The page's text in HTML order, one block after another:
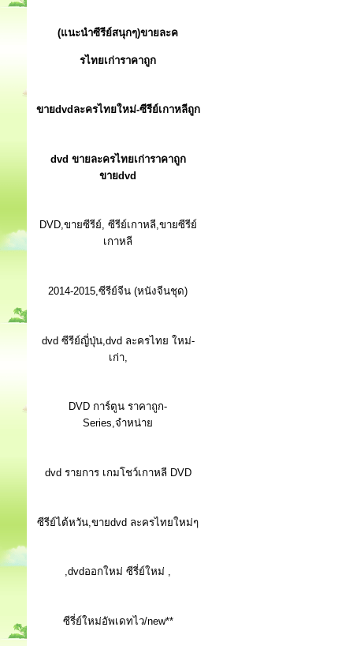
(แนะนำซีรีย์สนุกๆ)ขายละค
รไทยเก่าราคาถูก
ขายdvdละครไทยใหม่-ซีรีย์เกาหลีถูก
dvd ขายละครไทยเก่าราคาถูก
ขายdvd
DVD,ขายซีรีย์, ซีรีย์เกาหลี,ขายซีรีย์
เกาหลี
2014-2015,ซีรีย์จีน (หนังจีนชุด)
dvd ซีรีย์ญี่ปุ่น,dvd ละครไทย ใหม่-
เก่า,
DVD การ์ตูน ราคาถูก-
Series,จำหน่าย
dvd รายการ เกมโชว์เกาหลี DVD
ซีรีย์ไต้หวัน,ขายdvd ละครไทยใหม่ๆ
,dvdออกใหม่ ซีรี่ย์ใหม่ ,
ซีรี่ย์ใหม่อัพเดทไว/new**